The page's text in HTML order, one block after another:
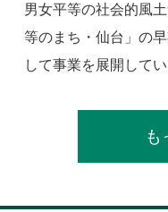
男女平等の社会的風
等のまち・仙台」の
して事業を展開してい
も